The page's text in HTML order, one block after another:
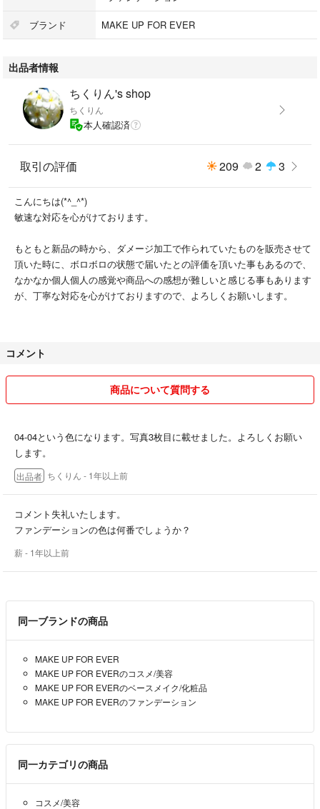
ブランド MAKE UP FOR EVER
出品者情報
ちくりん's shop
ちくりん
本人確認済
取引の評価 209 2 3
こんにちは(*^_^*)
敏速な対応を心がけております。
もともと新品の時から、ダメージ加工で作られていたものを販売させて
頂いた時に、ボロボロの状態で届いたとの評価を頂いた事もあるので、
なかなか個人個人の感覚や商品への感想が難しいと感じる事もあります
が、丁寧な対応を心がけておりますので、よろしくお願いします。
コメント
商品について質問する
04-04という色になります。写真3枚目に載せました。よろしくお願い
します。
出品者 ちくりん - 1年以上前
コメント失礼いたします。
ファンデーションの色は何番でしょうか？
薪- 1年以上前
同一ブランドの商品
MAKE UP FOR EVER
MAKE UP FOR EVERのコスメ/美容
MAKE UP FOR EVERのベースメイク/化粧品
MAKE UP FOR EVERのファンデーション
同一カテゴリの商品
コスメ/美容